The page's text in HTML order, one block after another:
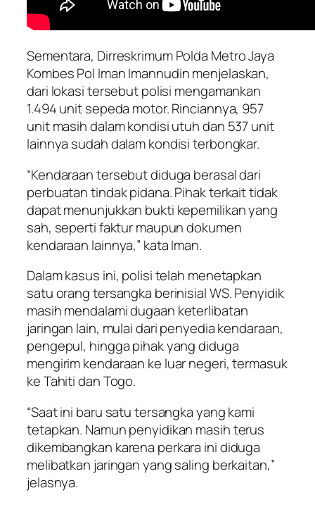
Sementara, Dirreskrimum Polda Metro Jaya
Kombes Pol Iman Imannudin menjelaskan,
dari lokasi tersebut polisi mengamankan
1.494 unit sepeda motor. Rinciannya, 957
unit masih dalam kondisi utuh dan 537 unit
lainnya sudah dalam kondisi terbongkar.
“Kendaraan tersebut diduga berasal dari
perbuatan tindak pidana. Pihak terkait tidak
dapat menunjukkan bukti kepemilikan yang
sah, seperti faktur maupun dokumen
kendaraan lainnya,” kata Iman.
Dalam kasus ini, polisi telah menetapkan
satu orang tersangka berinisial WS. Penyidik
masih mendalami dugaan keterlibatan
jaringan lain, mulai dari penyedia kendaraan,
pengepul, hingga pihak yang diduga
mengirim kendaraan ke luar negeri, termasuk
ke Tahiti dan Togo.
“Saat ini baru satu tersangka yang kami
tetapkan. Namun penyidikan masih terus
dikembangkan karena perkara ini diduga
melibatkan jaringan yang saling berkaitan,”
jelasnya.